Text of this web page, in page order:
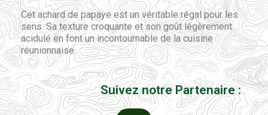
Cet achard de papaye est un véritable régal pour les
sens. Sa texture croquante et son goût légèrement
acidulé en font un incontournable de la cuisine
réunionnaise.
Suivez notre Partenaire :